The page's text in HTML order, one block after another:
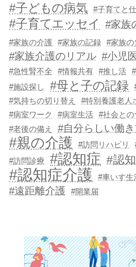
#子どもの病気 #子育てと
#子育てエッセイ #家族
#家族の介護 #家族の記録 #家族の
#家族介護のリアル #小児
#急性腎不全 #情報共有 #推し活
#施設探し #母と子の記録
#気持ちの切り替え #特別養護老人
#病室ワーク
#病室生活 #社会との
#老後の備え
#自分らしい働
#親の介護 #訪問リハビリ
#訪問診療 #認知症 #認
#認知症介護 #車いす生
#遠距離介護 #開業届